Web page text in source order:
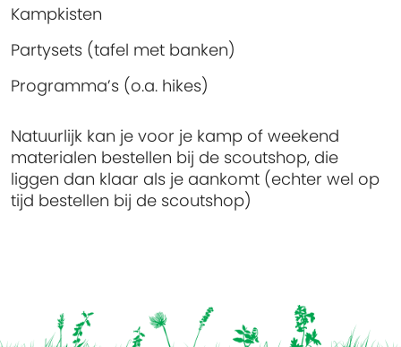
Kampkisten
Partysets (tafel met banken)
Programma’s (o.a. hikes)
Natuurlijk kan je voor je kamp of weekend
materialen bestellen bij de scoutshop, die
liggen dan klaar als je aankomt (echter wel op
tijd bestellen bij de scoutshop)